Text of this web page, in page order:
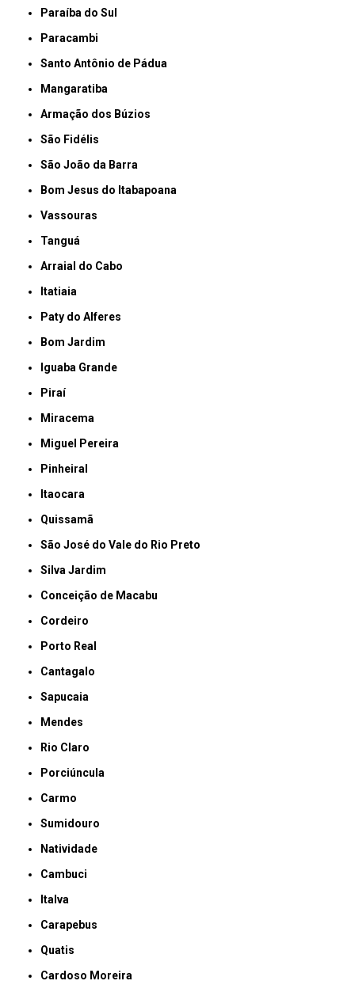
Paraíba do Sul
Paracambi
Santo Antônio de Pádua
Mangaratiba
Armação dos Búzios
São Fidélis
São João da Barra
Bom Jesus do Itabapoana
Vassouras
Tanguá
Arraial do Cabo
Itatiaia
Paty do Alferes
Bom Jardim
Iguaba Grande
Piraí
Miracema
Miguel Pereira
Pinheiral
Itaocara
Quissamã
São José do Vale do Rio Preto
Silva Jardim
Conceição de Macabu
Cordeiro
Porto Real
Cantagalo
Sapucaia
Mendes
Rio Claro
Porciúncula
Carmo
Sumidouro
Natividade
Cambuci
Italva
Carapebus
Quatis
Cardoso Moreira